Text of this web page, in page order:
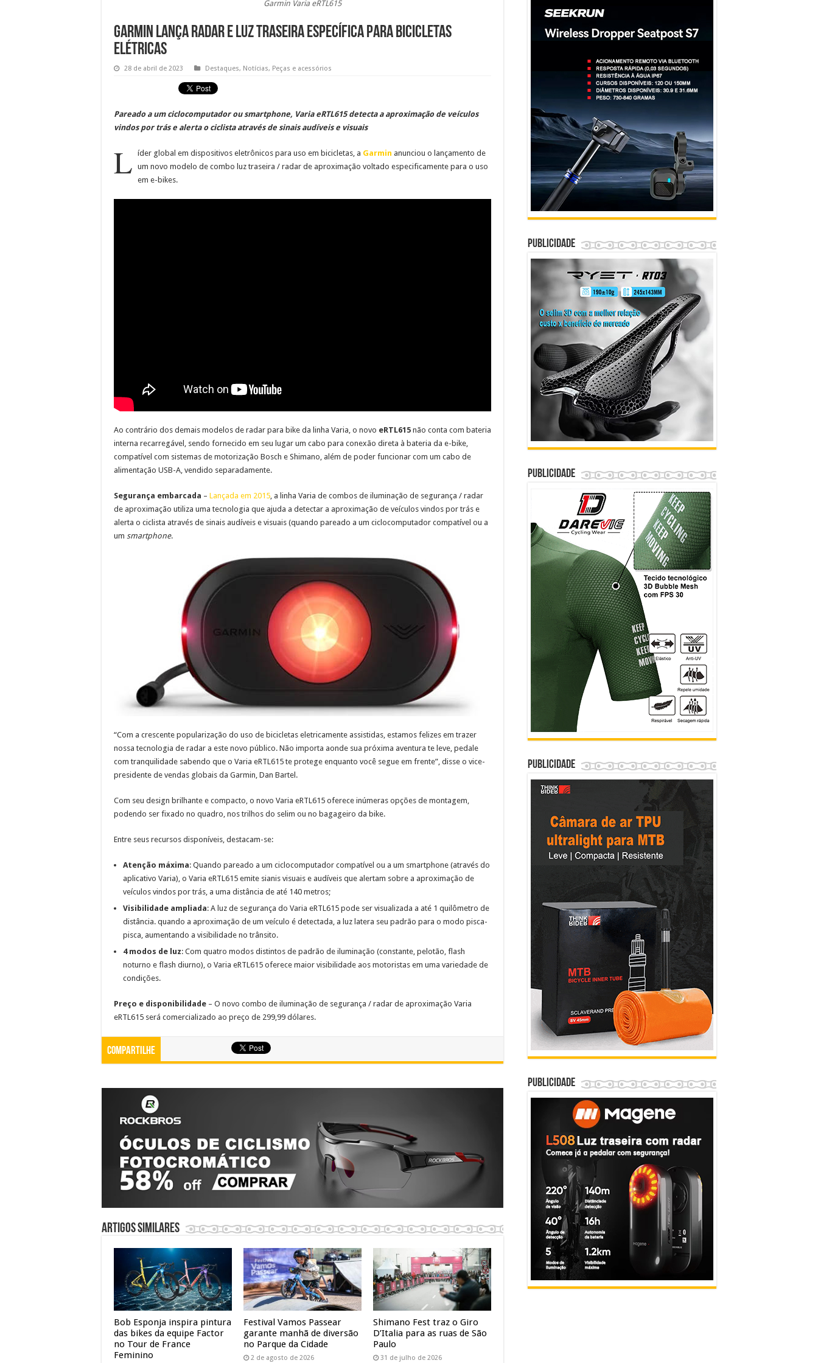
Garmin Varia eRTL615
Garmin lança radar e luz traseira específica para bicicletas
elétricas
28 de abril de 2023 Destaques, Notícias, Peças e acessórios
Pareado a um ciclocomputador ou smartphone, Varia eRTL615 detecta a aproximação de veículos
vindos por trás e alerta o ciclista através de sinais audíveis e visuais
L íder global em dispositivos eletrônicos para uso em bicicletas, a Garmin anunciou o lançamento de
um novo modelo de combo luz traseira / radar de aproximação voltado especificamente para o uso
em e-bikes.
Ao contrário dos demais modelos de radar para bike da linha Varia, o novo eRTL615 não conta com bateria
interna recarregável, sendo fornecido em seu lugar um cabo para conexão direta à bateria da e-bike,
compatível com sistemas de motorização Bosch e Shimano, além de poder funcionar com um cabo de
alimentação USB-A, vendido separadamente.
Segurança embarcada – Lançada em 2015 , a linha Varia de combos de iluminação de segurança / radar
de aproximação utiliza uma tecnologia que ajuda a detectar a aproximação de veículos vindos por trás e
alerta o ciclista através de sinais audíveis e visuais (quando pareado a um ciclocomputador compatível ou a
um smartphone.
“Com a crescente popularização do uso de bicicletas eletricamente assistidas, estamos felizes em trazer
nossa tecnologia de radar a este novo público. Não importa aonde sua próxima aventura te leve, pedale
com tranquilidade sabendo que o Varia eRTL615 te protege enquanto você segue em frente”, disse o vice-
presidente de vendas globais da Garmin, Dan Bartel.
Com seu design brilhante e compacto, o novo Varia eRTL615 oferece inúmeras opções de montagem,
podendo ser fixado no quadro, nos trilhos do selim ou no bagageiro da bike.
Entre seus recursos disponíveis, destacam-se:
Atenção máxima: Quando pareado a um ciclocomputador compatível ou a um smartphone (através do
aplicativo Varia), o Varia eRTL615 emite sianis visuais e audíveis que alertam sobre a aproximação de
veículos vindos por trás, a uma distância de até 140 metros;
Visibilidade ampliada: A luz de segurança do Varia eRTL615 pode ser visualizada a até 1 quilômetro de
distância. quando a aproximação de um veículo é detectada, a luz latera seu padrão para o modo pisca-
pisca, aumentando a visibilidade no trânsito.
4 modos de luz: Com quatro modos distintos de padrão de iluminação (constante, pelotão, flash
noturno e flash diurno), o Varia eRTL615 oferece maior visibilidade aos motoristas em uma variedade de
condições.
Preço e disponibilidade – O novo combo de iluminação de segurança / radar de aproximação Varia
eRTL615 será comercializado ao preço de 299,99 dólares.
Compartilhe
Artigos similares
Bob Esponja inspira pintura
das bikes da equipe Factor
no Tour de France
Feminino
Festival Vamos Passear
garante manhã de diversão
no Parque da Cidade
2 de agosto de 2026
Shimano Fest traz o Giro
D’Italia para as ruas de São
Paulo
31 de julho de 2026
Publicidade
Publicidade
Publicidade
Publicidade